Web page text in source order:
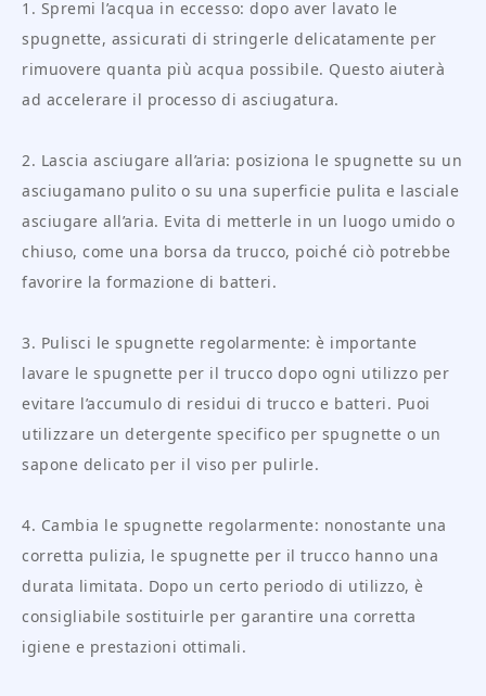
1. Spremi l’acqua in eccesso: dopo aver lavato le
spugnette, assicurati di stringerle delicatamente per
rimuovere quanta più acqua possibile. Questo aiuterà
ad accelerare il processo di asciugatura.
2. Lascia asciugare all’aria: posiziona le spugnette su un
asciugamano pulito o su una superficie pulita e lasciale
asciugare all’aria. Evita di metterle in un luogo umido o
chiuso, come una borsa da trucco, poiché ciò potrebbe
favorire la formazione di batteri.
3. Pulisci le spugnette regolarmente: è importante
lavare le spugnette per il trucco dopo ogni utilizzo per
evitare l’accumulo di residui di trucco e batteri. Puoi
utilizzare un detergente specifico per spugnette o un
sapone delicato per il viso per pulirle.
4. Cambia le spugnette regolarmente: nonostante una
corretta pulizia, le spugnette per il trucco hanno una
durata limitata. Dopo un certo periodo di utilizzo, è
consigliabile sostituirle per garantire una corretta
igiene e prestazioni ottimali.